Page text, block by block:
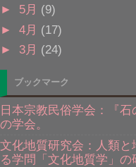
► 5月 (9)
► 4月 (17)
► 3月 (24)
ブックマーク
日本宗教民俗学会：『
の学会。
文化地質研究会：人類
る学問「文化地質学」の